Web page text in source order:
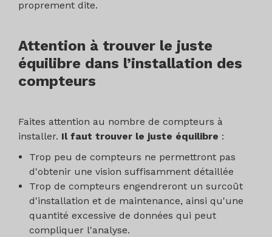
proprement dite.
Attention à trouver le juste
équilibre dans l’installation des
compteurs
Faites attention au nombre de compteurs à
installer. Il faut trouver le juste équilibre :
Trop peu de compteurs ne permettront pas
d'obtenir une vision suffisamment détaillée
Trop de compteurs engendreront un surcoût
d'installation et de maintenance, ainsi qu'une
quantité excessive de données qui peut
compliquer l'analyse.